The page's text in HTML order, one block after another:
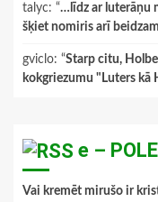
talyc: “…līdz ar luterāņu
šķiet nomiris arī
gviclo: “Starp citu,
kokgriezumu "Luters kā
e –
Vai kremēt mirušo ir